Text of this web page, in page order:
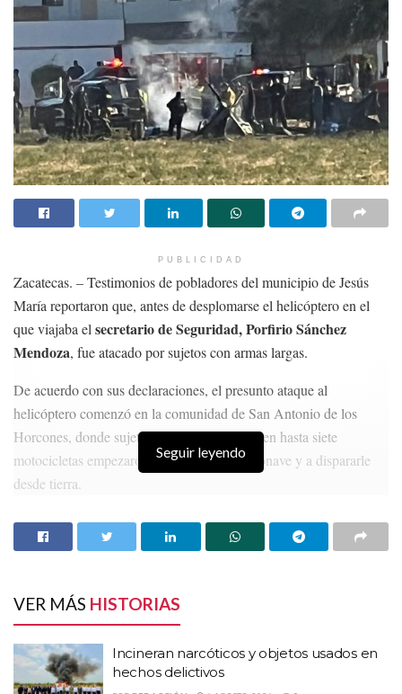
PUBLICIDAD
Zacatecas. – Testimonios de pobladores del municipio de Jesús
María reportaron que, antes de desplomarse el helicóptero en el
que viajaba elsecretario de Seguridad, Porfirio Sánchez
Mendoza, fue atacado por sujetos con armas largas.
De acuerdo con sus declaraciones, el presunto ataque al
helicóptero comenzó en la comunidad de San Antonio de los
Horcones, donde sujetos que se trasladaban en hasta siete
motocicletas empezaron a perseguir a la aeronave y a dispararle
desde tierra.
HISTORIAS RELACIONADAS
delictivos
Refuerza Guadalupe seguridad urbana con una
nueva torre de vigilancia
Vinculan a proceso a dos presuntos
“desplazadores” de tarjetas bancarias
Seguir leyendo
VER MÁS HISTORIAS
Incineran narcóticos y objetos usados en
hechos delictivos